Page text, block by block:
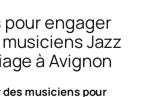
engager
Jazz
à Avignon
musiciens pour